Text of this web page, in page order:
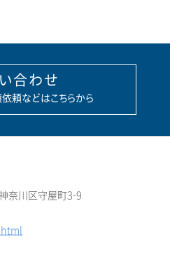
合わせ
頼などはこちらから
奈川区守屋町3-9